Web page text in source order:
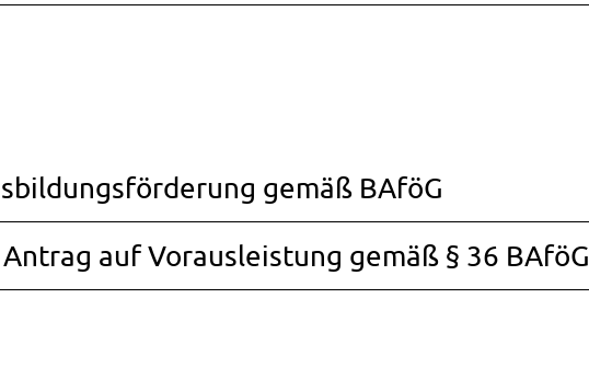
gemäß BAföG
auf Vorausleistung gemäß § 36 BAföG